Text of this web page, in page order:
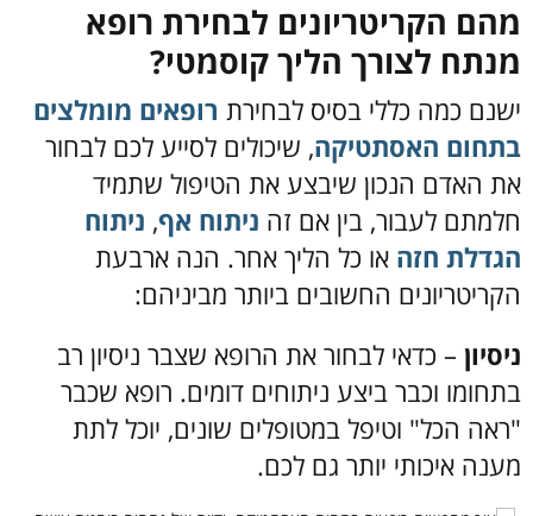
מהם הקריטריונים לבחירת רופא
מנתח לצורך הליך קוסמטי?
ישנם כמה כללי בסיס לבחירת רופאים מומלצים
בתחום האסתטיקה, שיכולים לסייע לכם לבחור
את האדם הנכון שיבצע את הטיפול שתמיד
חלמתם לעבור, בין אם זה ניתוח אף, ניתוח
הגדלת חזה או כל הליך אחר. הנה ארבעת
הקריטריונים החשובים ביותר מביניהם:
ניסיון – כדאי לבחור את הרופא שצבר ניסיון רב
בתחומו וכבר ביצע ניתוחים דומים. רופא שכבר
"ראה הכל" וטיפל במטופלים שונים, יוכל לתת
מענה איכותי יותר גם לכם.